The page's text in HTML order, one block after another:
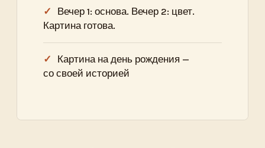
Вечер 1: основа. Вечер 2: цвет.
Картина готова.
Картина на день рождения —
со своей историей